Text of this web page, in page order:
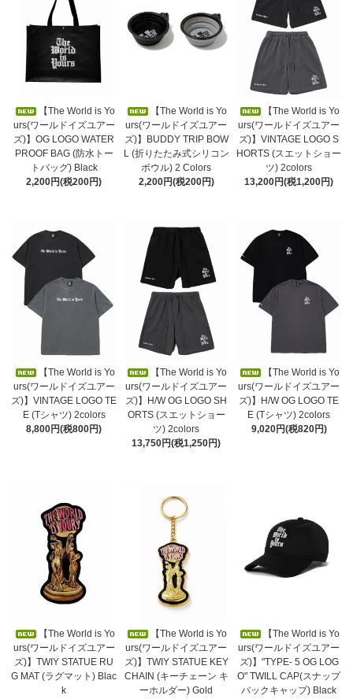
【The World is Yo
urs(ワールドイズユアー
ズ)】OG LOGO WATER
PROOF BAG (防水トー
トバッグ) Black
2,200円(税200円)
【The World is Yo
urs(ワールドイズユアー
ズ)】BUDDY TRIP BOW
L (折りたたみ式シリコン
ボウル) 2 Colors
2,200円(税200円)
【The World is Yo
urs(ワールドイズユアー
ズ)】VINTAGE LOGO S
HORTS (スエットショー
ツ) 2colors
13,200円(税1,200円)
【The World is Yo
urs(ワールドイズユアー
ズ)】VINTAGE LOGO TE
E (Tシャツ) 2colors
8,800円(税800円)
【The World is Yo
urs(ワールドイズユアー
ズ)】H/W OG LOGO SH
ORTS (スエットショー
ツ) 2colors
13,750円(税1,250円)
【The World is Yo
urs(ワールドイズユアー
ズ)】H/W OG LOGO TE
E (Tシャツ) 2colors
9,020円(税820円)
【The World is Yo
urs(ワールドイズユアー
ズ)】TWIY STATUE RU
G MAT (ラグマット) Blac
k
【The World is Yo
urs(ワールドイズユアー
ズ)】TWIY STATUE KEY
CHAIN (キーチェーン キ
ーホルダー) Gold
【The World is Yo
urs(ワールドイズユアー
ズ)】"TYPE- 5 OG LOG
O" TWILL CAP(スナップ
バックキャップ) Black